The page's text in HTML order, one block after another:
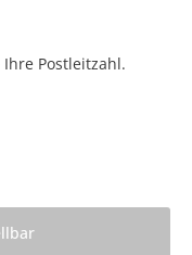
Postleitzahl.